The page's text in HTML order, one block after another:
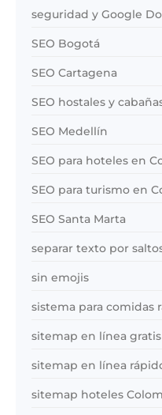
seguridad y Google
SEO Bogotá
SEO Cartagena
SEO hostales y
SEO Medellín
SEO para hoteles en
SEO para turismo en
SEO Santa Marta
separar texto por
sin emojis
sistema para comidas
sitemap en línea gratis
sitemap en línea
sitemap hoteles